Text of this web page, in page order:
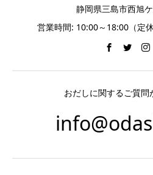
静岡県三島市西旭
営業時間: 10:00～18:00（定
おだしに関するご質問